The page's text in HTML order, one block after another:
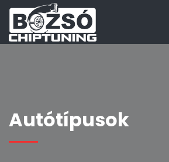
Autótípusok